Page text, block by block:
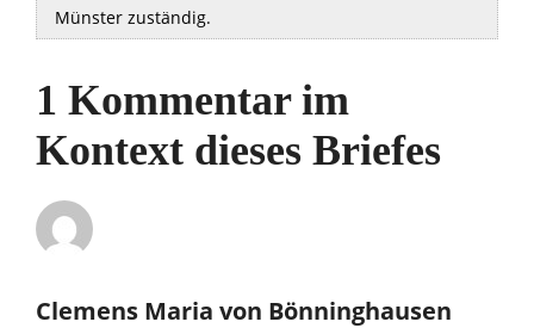
Münster zuständig.
1 Kommentar im
Kontext dieses Briefes
Clemens Maria von Bönninghausen